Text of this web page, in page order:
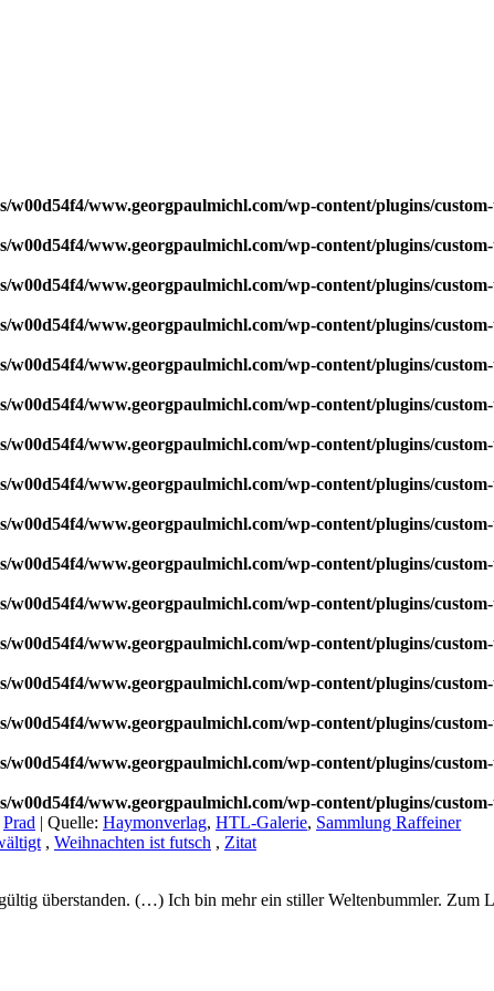
w00d54f4/www.georgpaulmichl.com/wp-content/plugins/
w00d54f4/www.georgpaulmichl.com/wp-content/plugins/
w00d54f4/www.georgpaulmichl.com/wp-content/plugins/
w00d54f4/www.georgpaulmichl.com/wp-content/plugins/
w00d54f4/www.georgpaulmichl.com/wp-content/plugins/
w00d54f4/www.georgpaulmichl.com/wp-content/plugins/
w00d54f4/www.georgpaulmichl.com/wp-content/plugins/
w00d54f4/www.georgpaulmichl.com/wp-content/plugins/
w00d54f4/www.georgpaulmichl.com/wp-content/plugins/
w00d54f4/www.georgpaulmichl.com/wp-content/plugins/
w00d54f4/www.georgpaulmichl.com/wp-content/plugins/
w00d54f4/www.georgpaulmichl.com/wp-content/plugins/
w00d54f4/www.georgpaulmichl.com/wp-content/plugins/
w00d54f4/www.georgpaulmichl.com/wp-content/plugins/
w00d54f4/www.georgpaulmichl.com/wp-content/plugins/
w00d54f4/www.georgpaulmichl.com/wp-content/plugins/
Prad | Quelle: Haymonverlag, HTL-Galerie, Sammlung Raffeiner
, Weihnachten ist futsch , Zitat
überstanden. (…) Ich bin mehr ein stiller Weltenbummler.